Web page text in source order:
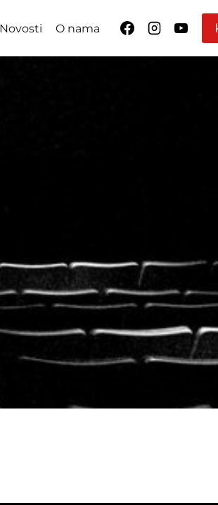
Novosti O nama